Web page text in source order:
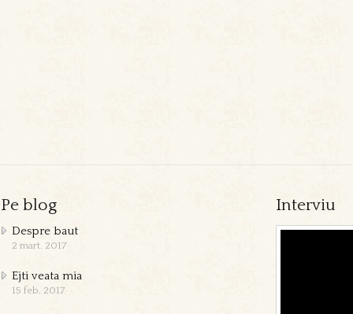
Pe blog
Despre baut
2 mart. 2017
Ejti veata mia
15 feb. 2017
Interviu